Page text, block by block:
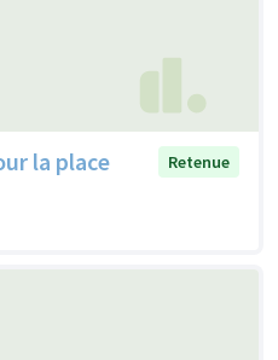
la place
Retenue